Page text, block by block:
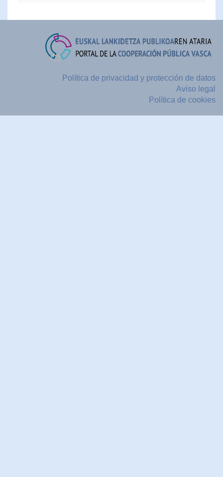
Política de privacidad y protección de datos
Aviso legal
Política de cookies